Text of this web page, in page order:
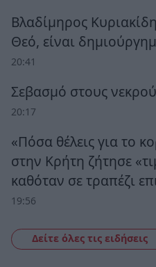
Βλαδίμηρος
Θεό, είναι
20:41
Σεβασμό στους
20:17
«Πόσα θέλεις για το
στην Κρήτη ζήτησε
καθόταν σε τραπέζι
19:56
Δείτε όλες τις ειδήσεις